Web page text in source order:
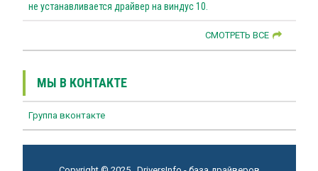
не устанавливается драйвер на виндус 10.
СМОТРЕТЬ ВСЕ
МЫ В КОНТАКТЕ
Группа вконтакте